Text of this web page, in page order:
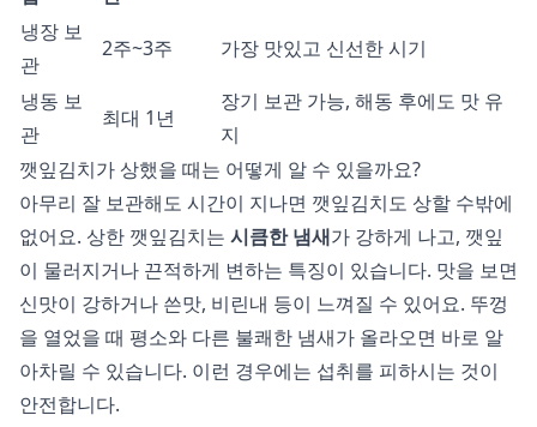
냉장 보
관
2주~3주
가장 맛있고 신선한 시기
냉동 보
관
최대 1년
장기 보관 가능, 해동 후에도 맛 유
지
깻잎김치가 상했을 때는 어떻게 알 수 있을까요?
아무리 잘 보관해도 시간이 지나면 깻잎김치도 상할 수밖에
없어요. 상한 깻잎김치는 시큼한 냄새가 강하게 나고, 깻잎
이 물러지거나 끈적하게 변하는 특징이 있습니다. 맛을 보면
신맛이 강하거나 쓴맛, 비린내 등이 느껴질 수 있어요. 뚜껑
을 열었을 때 평소와 다른 불쾌한 냄새가 올라오면 바로 알
아차릴 수 있습니다. 이런 경우에는 섭취를 피하시는 것이
안전합니다.